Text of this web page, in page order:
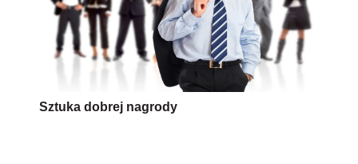
Sztuka dobrej nagrody